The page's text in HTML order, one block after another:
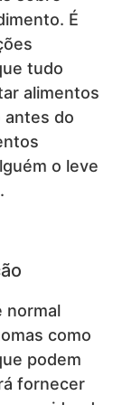
É
tudo
alimentos
antes do
o leve
normal
como
podem
fornecer